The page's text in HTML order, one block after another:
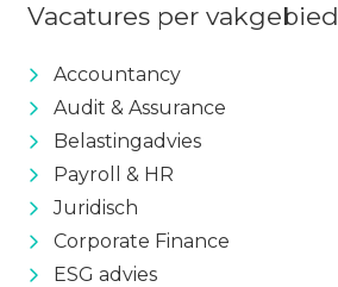
Vacatures per vakgebied
Accountancy
Audit & Assurance
Belastingadvies
Payroll & HR
Juridisch
Corporate Finance
ESG advies